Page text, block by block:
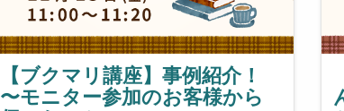
【ブクマリ講座】事例紹介！
〜モニター参加のお客様から